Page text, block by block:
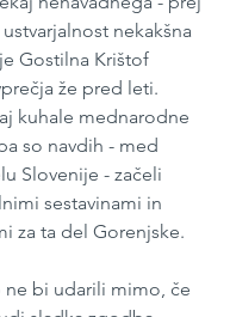
nekakšna
Gostilna Krištof
že pred leti.
kuhale mednarodne
so navdih - med
Slovenije - začeli
sestavinami in
za ta del Gorenjske.
ne bi udarili mimo, če